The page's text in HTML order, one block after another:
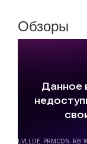
Обзоры